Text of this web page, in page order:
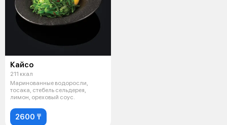
Кайсо
211 ккал
Маринованные водоросли,
тосака, стебель сельдерея,
лимон, ореховый соус.
2600 ₸